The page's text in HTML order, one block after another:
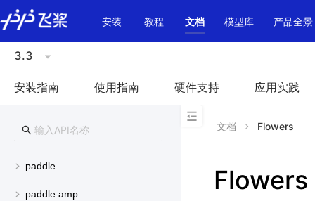
\u200E
安装
教程 文档 模型库 产品全景
3.3
安装指南 使用指南 硬件支持 应用实践
paddle
paddle.amp
文档 Flowers
Flowers